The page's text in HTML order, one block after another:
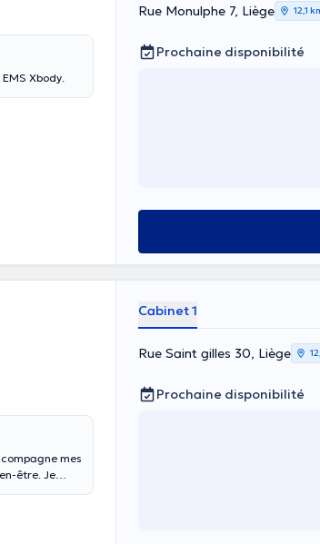
Xbody.
Rue Monulphe 7, Liège 12,1
Prochaine disponibilité
mes
être. Je
Cabinet 1
Rue Saint gilles 30, Liège
Prochaine disponibilité